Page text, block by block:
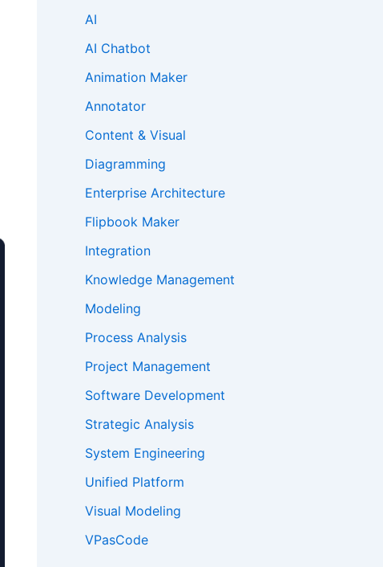
AI
AI Chatbot
Animation Maker
Annotator
Content & Visual
Diagramming
Enterprise Architecture
Flipbook Maker
Integration
Knowledge Management
Modeling
Process Analysis
Project Management
Software Development
Strategic Analysis
System Engineering
Unified Platform
Visual Modeling
VPasCode